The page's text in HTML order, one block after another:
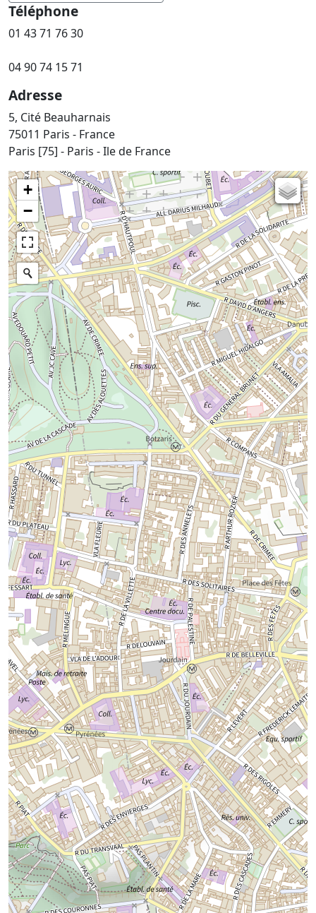
Téléphone
01 43 71 76 30
04 90 74 15 71
Adresse
5, Cité Beauharnais
75011 Paris - France
Paris [75] - Paris - Ile de France
+
−
Carte de l'état-major (1820-1866)
Parcellaire cadastral
Plan IGN
Photographies aériennes